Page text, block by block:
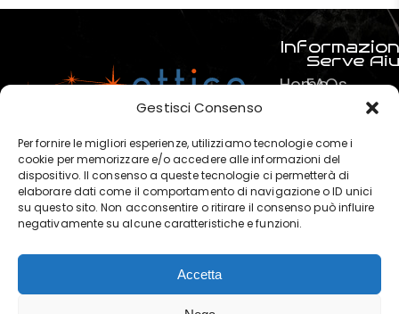
Gestisci Consenso
Per fornire le migliori esperienze, utilizziamo tecnologie come i
cookie per memorizzare e/o accedere alle informazioni del
dispositivo. Il consenso a queste tecnologie ci permetterà di
elaborare dati come il comportamento di navigazione o ID unici
su questo sito. Non acconsentire o ritirare il consenso può influire
negativamente su alcune caratteristiche e funzioni.
Accetta
Home
Chi
siamo
?
Contatti
Serve
FAQs
Pagamenti
Termini e
Privacy &